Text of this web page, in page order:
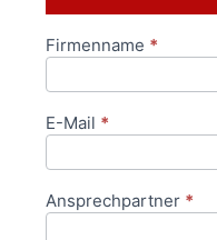
Anfrageformular
Firmenname *
E-Mail *
Ansprechpartner *